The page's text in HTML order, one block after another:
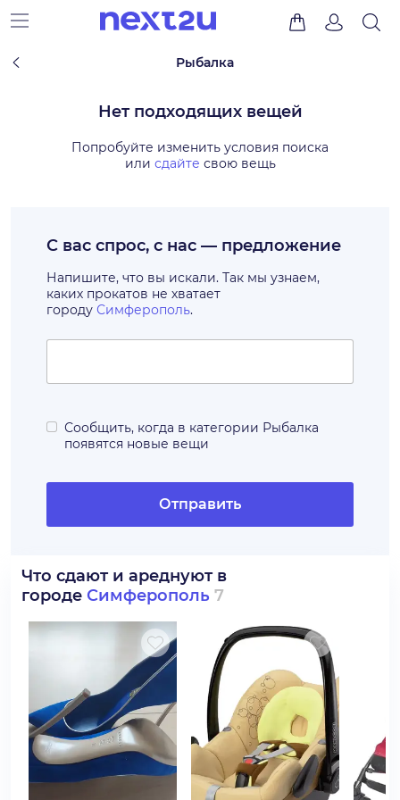
Рыбалка
Нет подходящих вещей
Попробуйте изменить условия поиска
или сдайте свою вещь
С вас спрос, с нас — предложение
Напишите, что вы искали. Так мы узнаем,
каких прокатов не хватает
городу Симферополь.
Сообщить, когда в категории Рыбалка
появятся новые вещи
Отправить
Что сдают и ареднуют в
городе Симферополь 7